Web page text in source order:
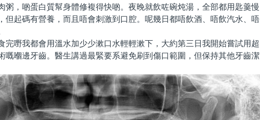
粥，啲蛋白質幫身體修複得快啲。夜晚就飲咗碗炖湯，全部都用匙羹慢
但起碼有營養，而且唔會刺激到口腔。呢幾日都唔飲酒、唔飲汽水、唔
嘢我都會用溫水加少少漱口水輕輕漱下，大約第三日我開始嘗試用超
嘅嗰邊牙齒。醫生講過最緊要系避免刷到傷口範圍，但保持其他牙齒潔